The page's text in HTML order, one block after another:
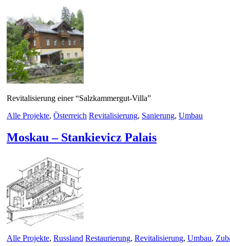
Revitalisierung einer “Salzkammergut-Villa”
Alle Projekte, Österreich Revitalisierung, Sanierung, Umbau
Moskau – Stankievicz Palais
Alle Projekte, Russland Restaurierung, Revitalisierung, Umbau,